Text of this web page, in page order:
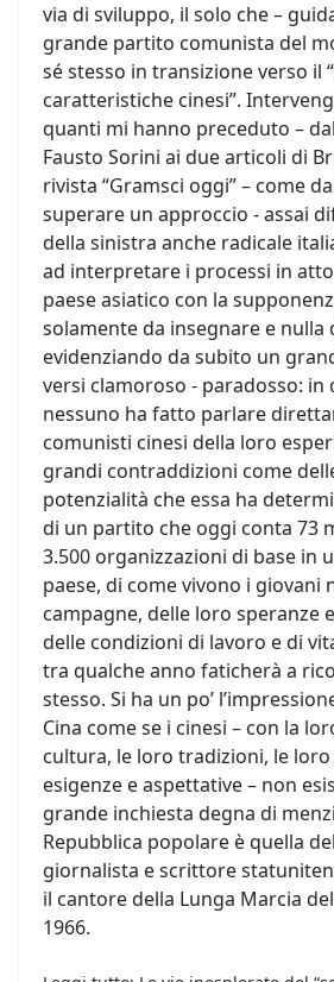
via di sviluppo, il solo che –
grande partito comunista del
sé stesso in transizione verso il
caratteristiche cinesi”.
quanti mi hanno preceduto –
Fausto Sorini ai due articoli di
rivista “Gramsci oggi” – come
superare un approccio - assai
della sinistra anche radicale
ad interpretare i processi in
paese asiatico con la
solamente da insegnare e nulla
evidenziando da subito un
versi clamoroso - paradosso:
nessuno ha fatto parlare
comunisti cinesi della loro
grandi contraddizioni come
potenzialità che essa ha
di un partito che oggi conta 73
3.500 organizzazioni di base in
paese, di come vivono i giovani
campagne, delle loro speranze
delle condizioni di lavoro e di
tra qualche anno faticherà a
stesso. Si ha un po’
Cina come se i cinesi – con la
cultura, le loro tradizioni, le
esigenze e aspettative – non
grande inchiesta degna di
Repubblica popolare è quella
giornalista e scrittore
il cantore della Lunga Marcia
1966.